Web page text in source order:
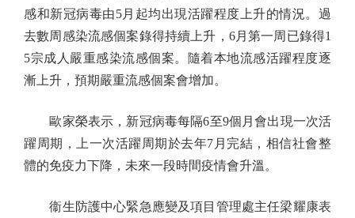
感和新冠病毒由5月起均出現活躍程度上升的情況。過
去數周感染流感個案錄得持續上升，6月第一周已錄得1
5宗成人嚴重感染流感個案。隨着本地流感活躍程度逐
漸上升，預期嚴重流感個案會增加。
歐家榮表示，新冠病毒每隔6至9個月會出現一次活
躍周期，上一次活躍周期於去年7月完結，相信社會整
體的免疫力下降，未來一段時間疫情會升溫。
衞生防護中心緊急應變及項目管理處主任梁耀康表